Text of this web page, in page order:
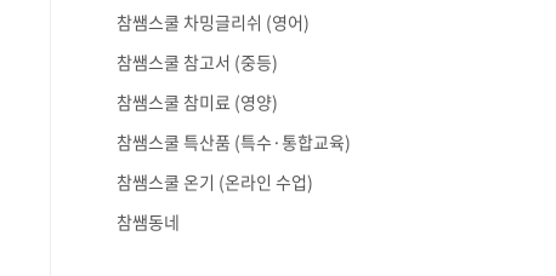
참쌤스쿨 차밍글리쉬 (영어)
참쌤스쿨 참고서 (중등)
참쌤스쿨 참미료 (영양)
참쌤스쿨 특산품 (특수·통합교육)
참쌤스쿨 온기 (온라인 수업)
참쌤동네